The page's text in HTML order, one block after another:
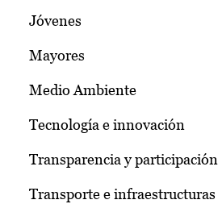
Jóvenes
Mayores
Medio Ambiente
Tecnología e innovación
Transparencia y participación
Transporte e infraestructuras